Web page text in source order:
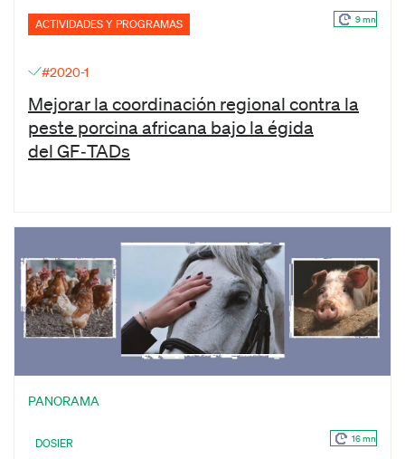
ACTIVIDADES Y PROGRAMAS 9 mn
#2020-1
Mejorar la coordinación regional contra la
peste porcina africana bajo la égida
del GF‑TADs
PANORAMA
DOSIER 16 mn